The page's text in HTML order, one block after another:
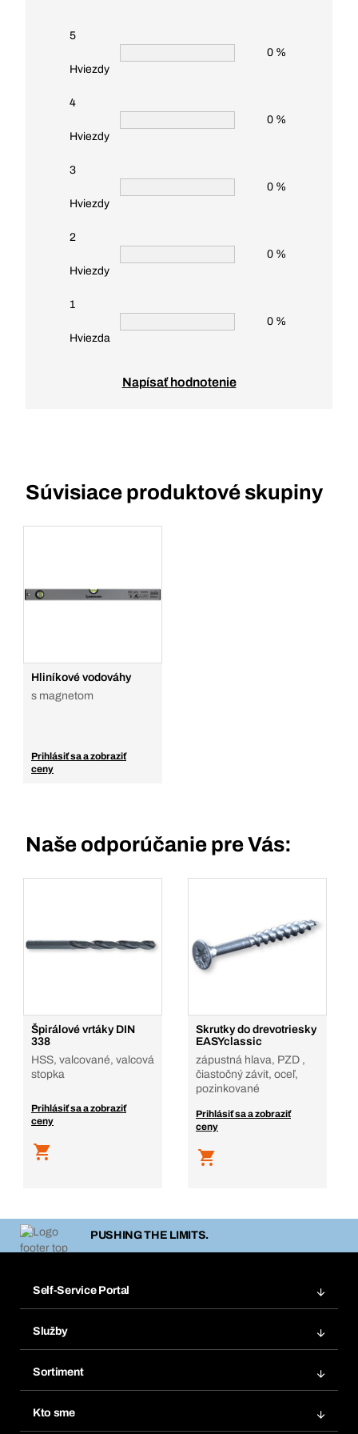
5
Hviezdy
0 %
4
Hviezdy
0 %
3
Hviezdy
0 %
2
Hviezdy
0 %
1
Hviezda
0 %
Napísať hodnotenie
Súvisiace produktové skupiny
Hliníkové vodováhy
s magnetom
Prihlásiť sa a zobraziť
ceny
Naše odporúčanie pre Vás:
Špirálové vrtáky DIN
338
HSS, valcované, valcová
stopka
Prihlásiť sa a zobraziť
ceny
Skrutky do drevotriesky
EASYclassic
zápustná hlava, PZD ,
čiastočný závit, oceľ,
pozinkované
Prihlásiť sa a zobraziť
ceny
PUSHING THE LIMITS.
Self-Service Portal
Obľúbené
Opakované objednávky
Predplatné
Služby
Chemická databáza
Sortiment
Kto sme